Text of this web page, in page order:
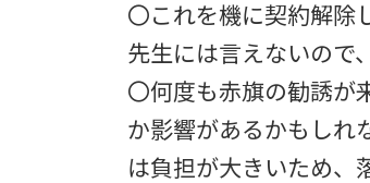
〇これを機に契約解除
先生には言えないので
〇何度も赤旗の勧誘が
か影響があるかもしれ
は負担が大きいため、